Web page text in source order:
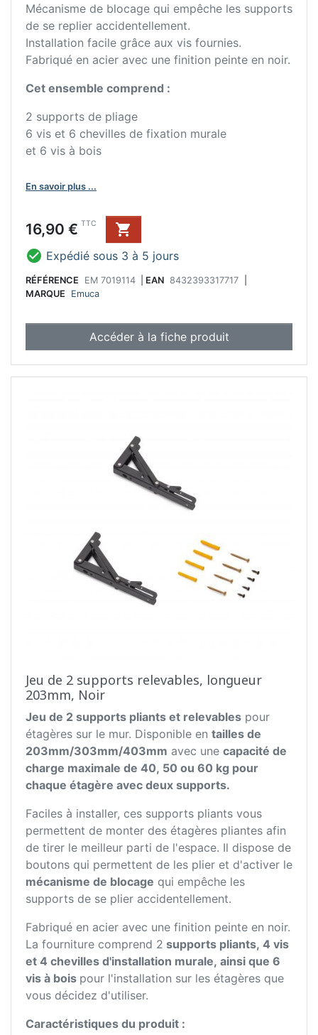
Mécanisme de blocage qui empêche les supports
de se replier accidentellement.
Installation facile grâce aux vis fournies.
Fabriqué en acier avec une finition peinte en noir.
Cet ensemble comprend :
2 supports de pliage
6 vis et 6 chevilles de fixation murale
et 6 vis à bois
En savoir plus ...
Prix
16,90 € TTC

 Expédié sous 3 à 5 jours
RÉFÉRENCE EM 7019114 EAN 8432393317717
MARQUE
Emuca
Accéder à la fiche produit
Jeu de 2 supports relevables, longueur
203mm, Noir
Jeu de 2 supports pliants et relevables pour
étagères sur le mur. Disponible en tailles de
203mm/303mm/403mm avec une capacité de
charge maximale de 40, 50 ou 60 kg pour
chaque étagère avec deux supports.
Faciles à installer, ces supports pliants vous
permettent de monter des étagères pliantes afin
de tirer le meilleur parti de l'espace. Il dispose de
boutons qui permettent de les plier et d'activer le
mécanisme de blocage qui empêche les
supports de se plier accidentellement.
Fabriqué en acier avec une finition peinte en noir.
La fourniture comprend 2 supports pliants, 4 vis
et 4 chevilles d'installation murale, ainsi que 6
vis à bois pour l'installation sur les étagères que
vous décidez d'utiliser.
Caractéristiques du produit :